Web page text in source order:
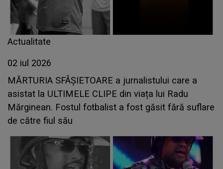
Actualitate
02 iul 2026
MĂRTURIA SFÂȘIETOARE a jurnalistului care a
asistat la ULTIMELE CLIPE din viața lui Radu
Mărginean. Fostul fotbalist a fost găsit fără suflare
de către fiul său